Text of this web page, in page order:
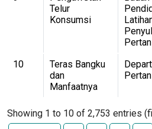
Telur
Konsumsi
10
Teras Bangku
dan
Manfaatnya
Showing 1 to 10 of 2,753 entries